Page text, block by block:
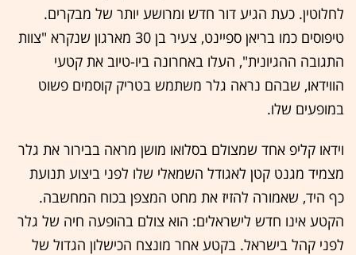
לחלוטין. כעת הגיע דור חדש ומרושע יותר של מבקרים.
טיפוסים כמו בריאן ספיינט, צעיר בן 30 מארגון שנקרא "צוות
התגובה ההגיונית", העלו באחרונה ביו-טיוב את קטעי
הווידאו, שבהם נראה גלר משתמש בטריק קוסמים פשוט
במופעים שלו.
וידאו קליפ אחד שמצולם בסלואו מושן מראה בבירור את גלר
מצמיד מגנט קטן לאגודל השמאלי שלו לפני ביצוע תנועת
כף היד, שאמורה להזיז את מחט המצפן בכוח המחשבה.
הקטע אינו חדש לישראלים: הוא צולם בהופעה חיה של גלר
לפני קהל בישראל. בקטע אחר מונצח הכישלון הגדול של